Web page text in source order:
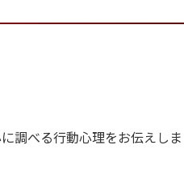
調べる行動心理をお伝えしま